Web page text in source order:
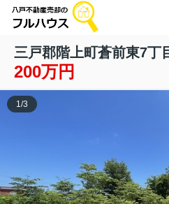
三戸郡階上町蒼前東7丁
200万円
1/3